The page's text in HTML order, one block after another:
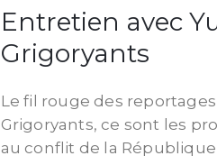
Entretien avec
Grigoryants
Le fil rouge des reportages
Grigoryants, ce sont les
au conflit de la